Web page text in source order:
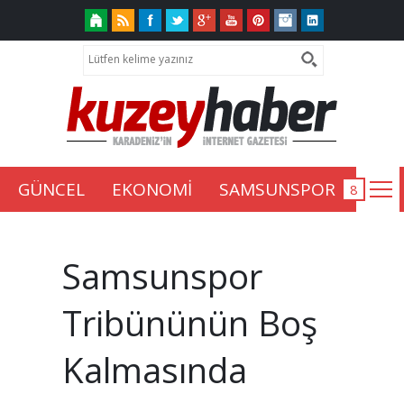
GÜNCEL EKONOMİ SAMSUNSPOR
Samsunspor
Tribününün Boş
Kalmasında